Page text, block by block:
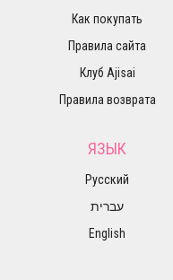
Как покупать
Правила сайта
Клуб Ajisai
Правила возврата
ЯЗЫК
Русский
עברית
English